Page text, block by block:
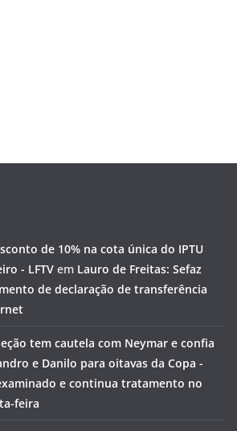
de 10% na cota única do IPTU
- LFTV em Lauro de Freitas: Sefaz
de declaração de transferência
tem cautela com Neymar e confia
e Danilo para oitavas da Copa -
e continua tratamento no
feira